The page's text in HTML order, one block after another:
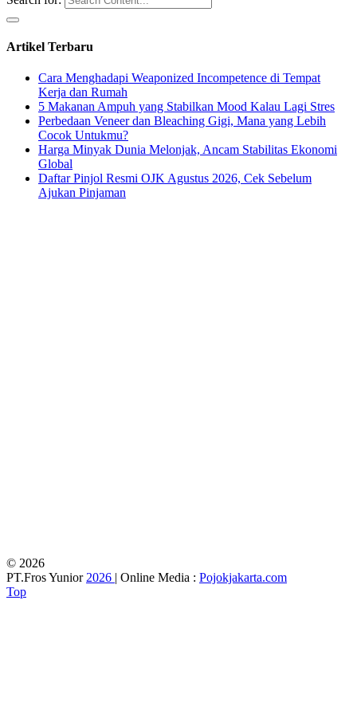
Artikel Terbaru
Cara Menghadapi Weaponized Incompetence di Tempat
Kerja dan Rumah
5 Makanan Ampuh yang Stabilkan Mood Kalau Lagi Stres
Perbedaan Veneer dan Bleaching Gigi, Mana yang Lebih
Cocok Untukmu?
Harga Minyak Dunia Melonjak, Ancam Stabilitas Ekonomi
Global
Daftar Pinjol Resmi OJK Agustus 2026, Cek Sebelum
Ajukan Pinjaman
© 2026
PT.Fros Yunior 2026 | Online Media : Pojokjakarta.com
Top